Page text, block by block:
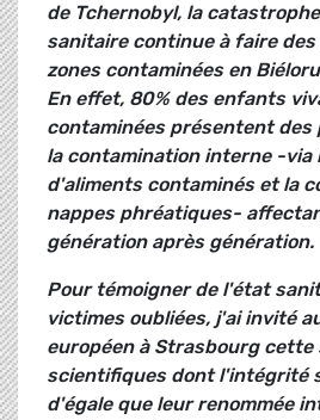
de Tchernobyl, la
sanitaire continue à faire
zones contaminées en
En effet, 80% des enfants
contaminées présentent des
la contamination interne -via
d'aliments contaminés et la
nappes phréatiques-
génération après génération.
Pour témoigner de l'état
victimes oubliées, j'ai invité
européen à Strasbourg cette
scientifiques dont l'intégrité
d'égale que leur renommée